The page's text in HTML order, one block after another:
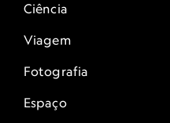
Ciência
Viagem
Fotografia
Espaço